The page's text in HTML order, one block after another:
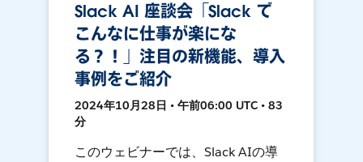
Slack AI 座談会「Slack で
こんなに仕事が楽にな
る？！」注目の新機能、導入
事例をご紹介
2024年10月28日 • 午前06:00 UTC • 83
分
このウェビナーでは、Slack AIの導